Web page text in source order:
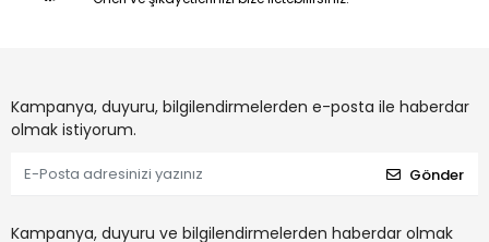
Kampanya, duyuru, bilgilendirmelerden e-posta ile haberdar
olmak istiyorum.
Gönder
Kampanya, duyuru ve bilgilendirmelerden haberdar olmak